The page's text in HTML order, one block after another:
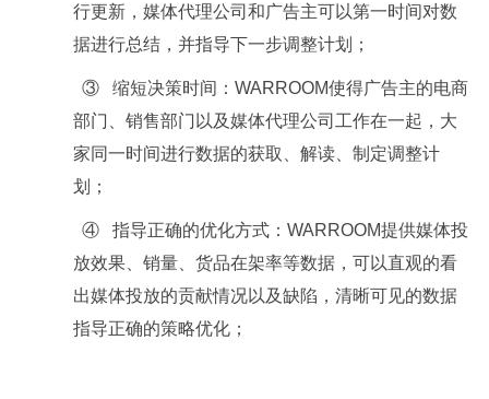
行更新，媒体代理公司和广告主可以第一时间对数
据进行总结，并指导下一步调整计划；
③ 缩短决策时间：WARROOM使得广告主的电商
部门、销售部门以及媒体代理公司工作在一起，大
家同一时间进行数据的获取、解读、制定调整计
划；
④ 指导正确的优化方式：WARROOM提供媒体投
放效果、销量、货品在架率等数据，可以直观的看
出媒体投放的贡献情况以及缺陷，清晰可见的数据
指导正确的策略优化；